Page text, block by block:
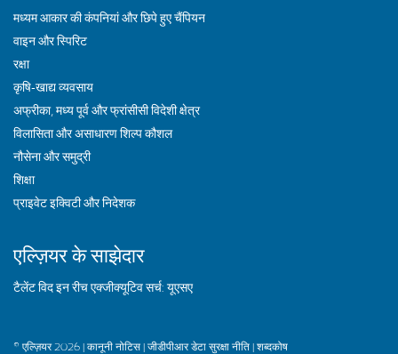
मध्यम आकार की कंपनियां और छिपे हुए चैंपियन
वाइन और स्पिरिट
रक्षा
कृषि-खाद्य व्यवसाय
अफ्रीका, मध्य पूर्व और फ्रांसीसी विदेशी क्षेत्र
विलासिता और असाधारण शिल्प कौशल
नौसेना और समुद्री
शिक्षा
प्राइवेट इक्विटी और निदेशक
एल्ज़ियर के साझेदार
टैलेंट विद इन रीच एक्जीक्यूटिव सर्च: यूएसए
© एल्ज़ियर 2026 | कानूनी नोटिस | जीडीपीआर डेटा सुरक्षा नीति | शब्दकोष